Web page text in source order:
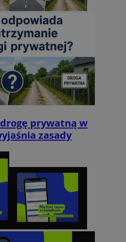
prywatną w
zasady